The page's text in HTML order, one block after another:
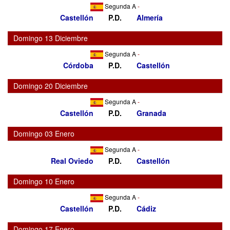
Segunda A-
Castellón P.D.
Almería
Domingo 13 Diciembre
Segunda A-
Córdoba P.D.
Castellón
Domingo 20 Diciembre
Segunda A-
Castellón P.D.
Granada
Domingo 03 Enero
Segunda A-
Real Oviedo P.D.
Castellón
Domingo 10 Enero
Segunda A-
Castellón P.D.
Cádiz